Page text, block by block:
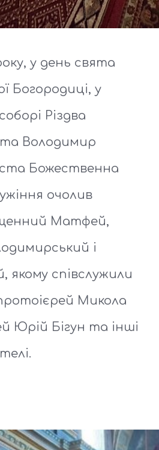
у день свята
Богородиці, у
Різдва
Володимир
Божественна
очолив
Матфей,
і
якому співслужили
Микола
Юрій Бігун та інші